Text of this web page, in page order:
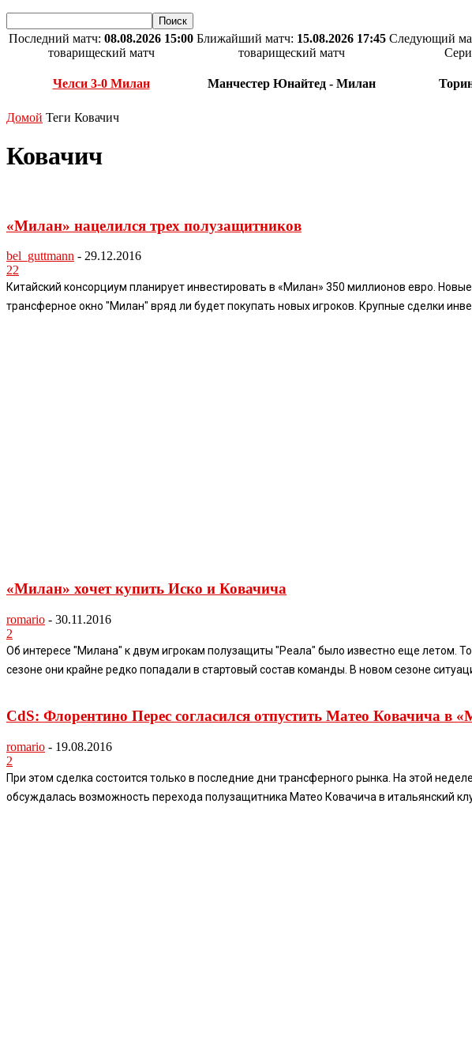
Последний матч: 08.08.2026 15:00
товарищеский матч
Челси 3-0 Милан
Ближайший матч: 15.08.2026 17:45
товарищеский матч
Манчестер Юнайтед - Милан
Следующий
Домой Теги Ковачич
Ковачич
«Милан» нацелился трех полузащитников
bel_guttmann - 29.12.2016
22
Китайский консорциум планирует инвестировать в «Милан» 350 миллионов евро.
трансферное окно "Милан" вряд ли будет покупать новых игроков. Крупные сделки
«Милан» хочет купить Иско и Ковачича
romario - 30.11.2016
2
Об интересе "Милана" к двум игрокам полузащиты "Реала" было известно еще
сезоне они крайне редко попадали в стартовый состав команды. В новом сезоне
CdS: Флорентино Перес согласился отпустить Матео Ковачича в
romario - 19.08.2016
2
При этом сделка состоится только в последние дни трансферного рынка. На этой
обсуждалась возможность перехода полузащитника Матео Ковачича в итальянский